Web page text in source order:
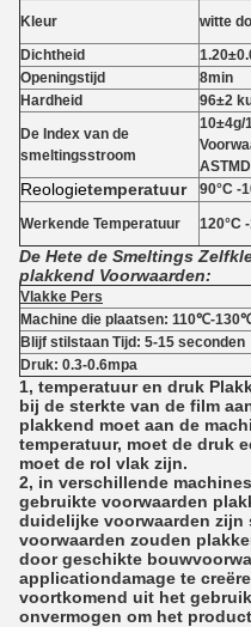
Kleur witte
Dichtheid
Openingstijd
8min
Hardheid
96±2
De Index van de
smeltingsstroom
10±4g/
Reologietemperatuur 90°C -
Werkende Temperatuur 120°C
De Hete de Smeltings
plakkend Voorwaarden:
Vlakke Pers
Machine die plaatsen: 110℃-
Blijf stilstaan Tijd: 5-15 seconden
Druk: 0.3-0.6mpa
1, temperatuur en druk
bij de sterkte van de film
plakkend moet aan de
temperatuur, moet de druk
moet de rol vlak zijn.
2, in verschillende
gebruikte voorwaarden
duidelijke voorwaarden zijn
voorwaarden zouden
door geschikte
applicationdamage te
voortkomend uit het
onvermogen om het